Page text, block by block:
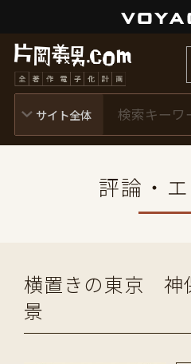
評論・
横置きの東京 神
景